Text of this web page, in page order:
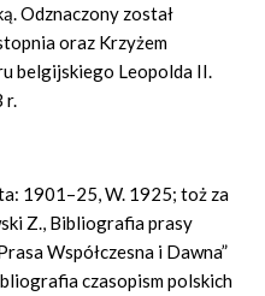
Odznaczony został
oraz Krzyżem
belgijskiego Leopolda II.
r.
1901–25, W. 1925; toż za
Z., Bibliografia prasy
Współczesna i Dawna”
czasopism polskich